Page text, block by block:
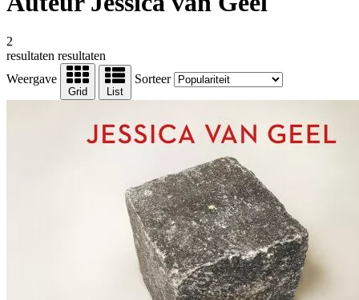
2
resultaten resultaten
Weergave
Grid List
Sorteer